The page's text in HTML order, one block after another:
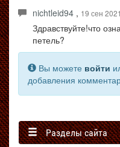
nichtleid94 , 19 сен
Здравствуйте!что
петель?
Вы можете войти
добавления
Разделы сайта